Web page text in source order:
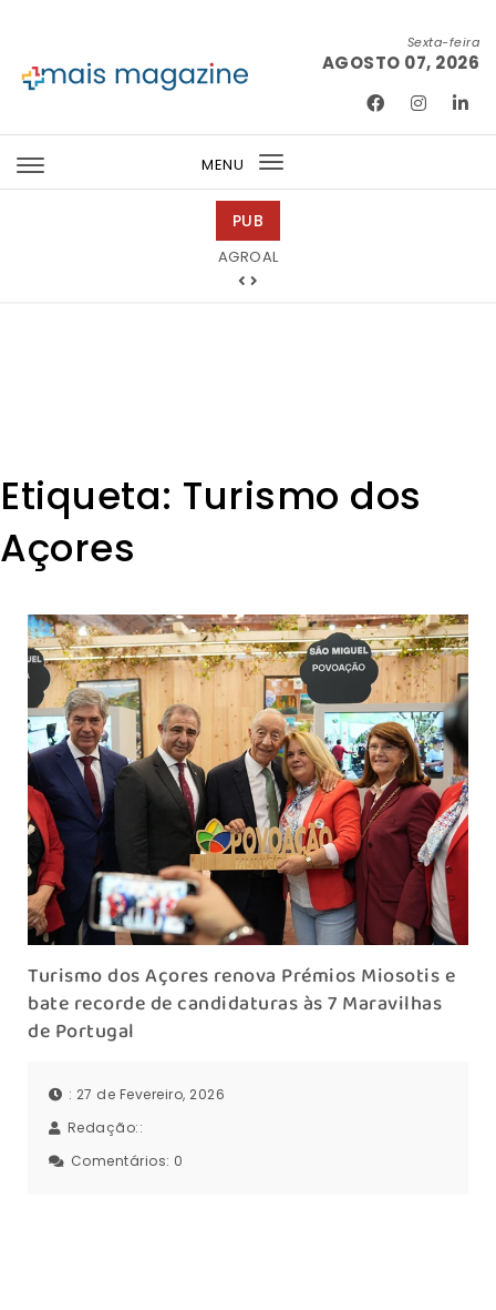
Sexta-feira
AGOSTO 07, 2026
MENU
Toggle
PUB
Tintas 2000
Etiqueta: Turismo dos
Açores
Turismo dos Açores renova Prémios Miosotis e
bate recorde de candidaturas às 7 Maravilhas
de Portugal
: 27 de Fevereiro, 2026
Redação::
Comentários: 0